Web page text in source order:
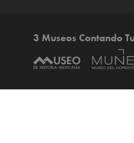
3 Museos Contando